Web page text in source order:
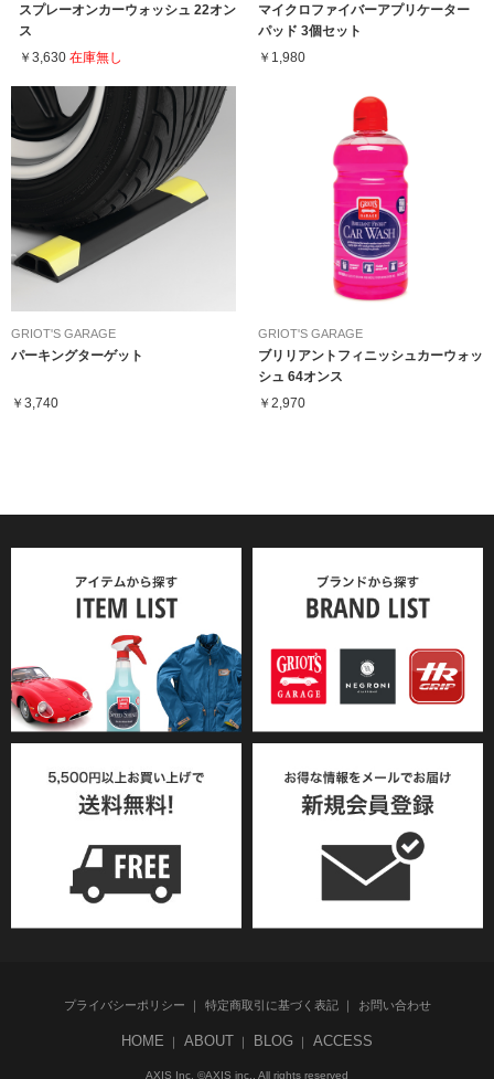
スプレーオンカーウォッシュ 22オン
ス
￥3,630 在庫無し
マイクロファイバーアプリケーター
パッド 3個セット
￥1,980
GRIOT'S GARAGE
パーキングターゲット
￥3,740
GRIOT'S GARAGE
ブリリアントフィニッシュカーウォッ
シュ 64オンス
￥2,970
プライバシーポリシー 特定商取引に基づく表記 お問い合わせ
HOME ABOUT BLOG ACCESS
AXIS Inc. ©AXIS inc., All rights reserved